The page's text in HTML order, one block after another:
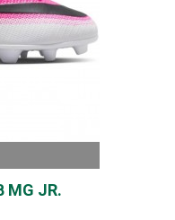
MG JR.